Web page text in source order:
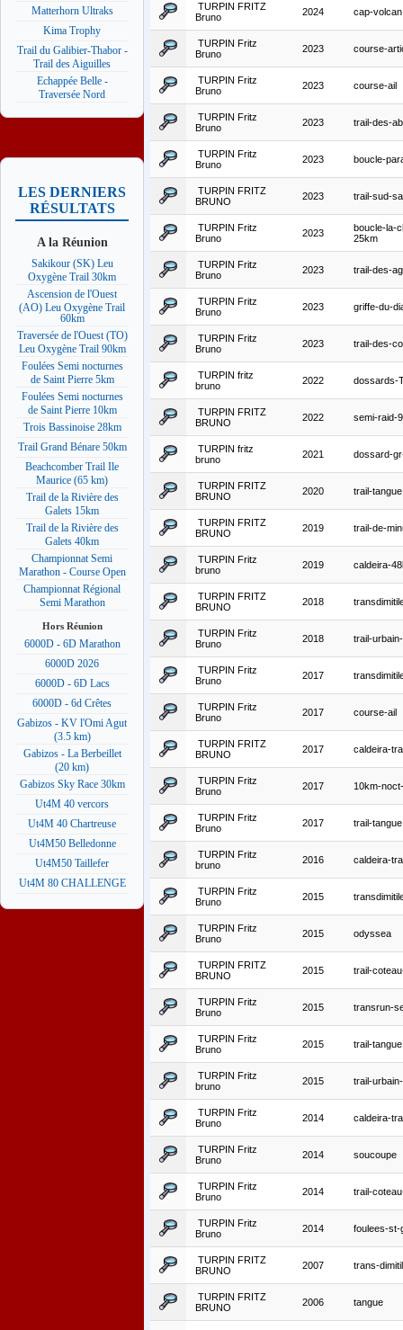
Matterhorn Ultraks
Kima Trophy
Trail du Galibier-Thabor -
Trail des Aiguilles
Echappée Belle -
Traversée Nord
LES DERNIERS
RÉSULTATS
A la Réunion
Sakikour (SK) Leu
Oxygène Trail 30km
Ascension de l'Ouest
(AO) Leu Oxygène Trail
60km
Traversée de l'Ouest (TO)
Leu Oxygène Trail 90km
Foulées Semi nocturnes
de Saint Pierre 5km
Foulées Semi nocturnes
de Saint Pierre 10km
Trois Bassinoise 28km
Trail Grand Bénare 50km
Beachcomber Trail Ile
Maurice (65 km)
Trail de la Rivière des
Galets 15km
Trail de la Rivière des
Galets 40km
Championnat Semi
Marathon - Course Open
Championnat Régional
Semi Marathon
Hors Réunion
6000D - 6D Marathon
6000D 2026
6000D - 6D Lacs
6000D - 6d Crêtes
Gabizos - KV l'Omi Agut
(3.5 km)
Gabizos - La Berbeillet
(20 km)
Gabizos Sky Race 30km
Ut4M 40 vercors
Ut4M 40 Chartreuse
Ut4M50 Belledonne
Ut4M50 Taillefer
Ut4M 80 CHALLENGE
TURPIN FRITZ
Bruno
2024 cap-volcan
TURPIN Fritz
Bruno
2023 course-
TURPIN Fritz
Bruno
2023 course-ail
TURPIN Fritz
Bruno
2023 trail-des-
TURPIN Fritz
Bruno
2023 boucle-
TURPIN FRITZ
BRUNO
2023 trail-sud-
TURPIN Fritz
Bruno
2023
boucle-la-
25km
TURPIN Fritz
Bruno
2023 trail-des-
TURPIN Fritz
Bruno
2023 griffe-du-
TURPIN Fritz
Bruno
2023 trail-des-
TURPIN fritz
bruno
2022 dossards-
TURPIN FRITZ
BRUNO
2022 semi-raid-
TURPIN fritz
bruno
2021 dossard-
TURPIN FRITZ
BRUNO
2020 trail-tangue
TURPIN FRITZ
BRUNO
2019 trail-de-
TURPIN Fritz
bruno
2019 caldeira-
TURPIN FRITZ
BRUNO
2018
TURPIN Fritz
Bruno
2018 trail-
TURPIN Fritz
Bruno
2017
TURPIN Fritz
Bruno
2017 course-ail
TURPIN FRITZ
BRUNO
2017 caldeira-
TURPIN Fritz
Bruno
2017 10km-
TURPIN Fritz
Bruno
2017 trail-tangue
TURPIN Fritz
bruno
2016 caldeira-
TURPIN Fritz
Bruno
2015
TURPIN Fritz
Bruno
2015 odyssea
TURPIN FRITZ
BRUNO
2015 trail-
TURPIN Fritz
Bruno
2015 transrun-
TURPIN Fritz
Bruno
2015 trail-tangue
TURPIN Fritz
bruno
2015 trail-
TURPIN Fritz
Bruno
2014 caldeira-
TURPIN Fritz
Bruno
2014 soucoupe
TURPIN Fritz
Bruno
2014 trail-
TURPIN Fritz
Bruno
2014 foulees-st-
TURPIN FRITZ
BRUNO
2007 trans-
TURPIN FRITZ
BRUNO
2006 tangue